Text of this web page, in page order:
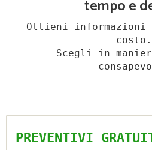
tempo e
Ottieni
costo.
Scegli in
PREVENTIVI